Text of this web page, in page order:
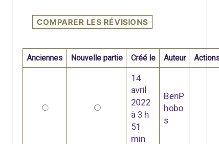
Anciennes Nouvelle partie Créé le Auteur
Nouvelle partie
14
avril
2022
à 3 h
51
min
BenP
hobo
s